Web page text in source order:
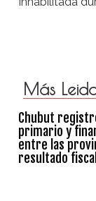
Más
Chubut
primario y
entre las
resultado fiscal